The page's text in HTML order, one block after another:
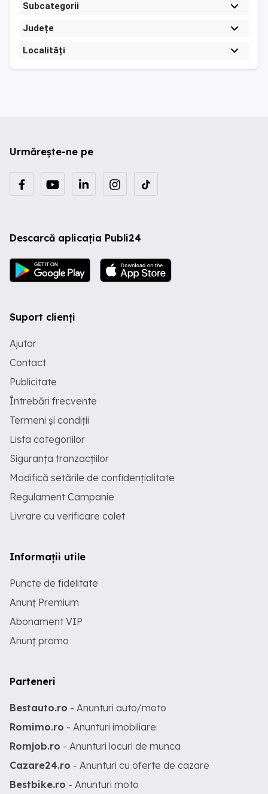
Subcategorii
Județe
Localități
Urmărește-ne pe
Descarcă aplicația Publi24
Suport clienți
Ajutor
Contact
Publicitate
Întrebări frecvente
Termeni și condiții
Lista categoriilor
Siguranța tranzacțiilor
Modifică setările de confidențialitate
Regulament Campanie
Livrare cu verificare colet
Informații utile
Puncte de fidelitate
Anunț Premium
Abonament VIP
Anunț promo
Parteneri
Bestauto.ro - Anunturi auto/moto
Romimo.ro - Anunturi imobiliare
Romjob.ro - Anunturi locuri de munca
Cazare24.ro - Anunturi cu oferte de cazare
Bestbike.ro - Anunturi moto